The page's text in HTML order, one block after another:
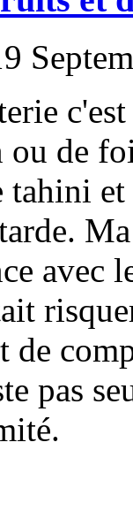
ou de
tahini
avec
de
pas